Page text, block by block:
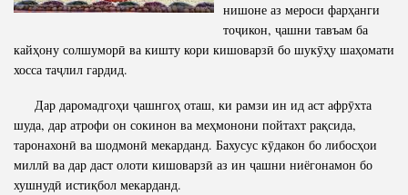
ПРЕЗИДЕНТИ ҶУМҲУРИИ ТОҶИКИСТОН
нишоне аз мероси фарҳанги
тоҷикон, ҷашни тавъам ба
кайҳону солшуморӣ ва кишту кори кишоварзӣ бо шукӯҳу шаҳомати
хосса таҷлил гардид.
Дар даромадгоҳи ҷашнгоҳ оташ, ки рамзи ин ид аст афрӯхта
шуда, дар атрофи он сокинон ва меҳмонони пойтахт рақсида,
таронахонӣ ва шодмонӣ мекарданд. Бахусус кӯдакон бо либосҳои
миллӣ ва дар даст олоти кишоварзӣ аз ин ҷашни ниёгонамон бо
хушнудӣ истиқбол мекарданд.